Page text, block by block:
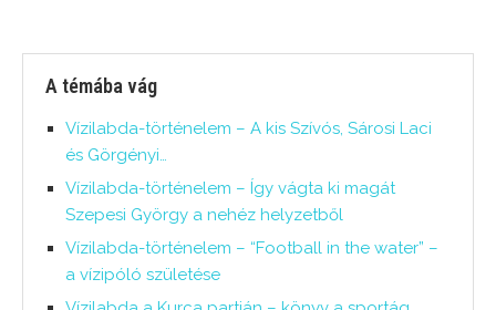
A témába vág
Vízilabda-történelem – A kis Szívós, Sárosi Laci
és Görgényi…
Vízilabda-történelem – Így vágta ki magát
Szepesi György a nehéz helyzetből
Vízilabda-történelem – “Football in the water” –
a vízipóló születése